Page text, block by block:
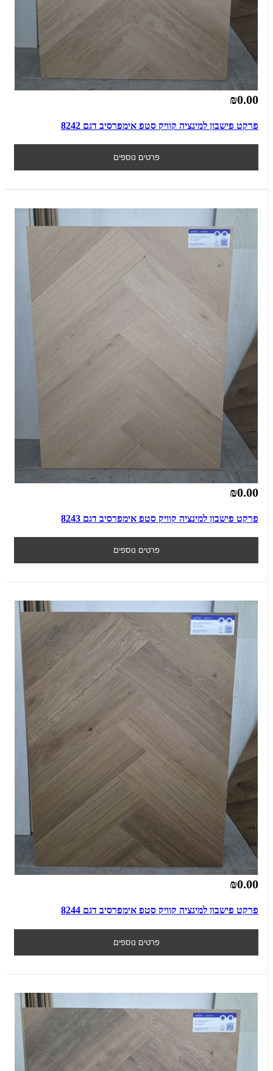
₪0.00
פרקט פישבון למינציה קוויק סטפ אימפרסיב דגם 8242
פרטים נוספים
₪0.00
פרקט פישבון למינציה קוויק סטפ אימפרסיב דגם 8243
פרטים נוספים
₪0.00
פרקט פישבון למינציה קוויק סטפ אימפרסיב דגם 8244
פרטים נוספים